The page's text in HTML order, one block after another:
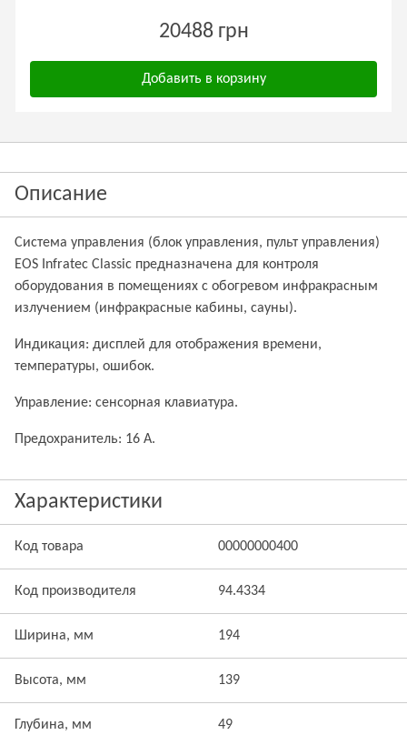
20488 грн
Добавить в корзину
Описание
Система управления (блок управления, пульт управления)
EOS Infratec Classic предназначена для контроля
оборудования в помещениях с обогревом инфракрасным
излучением (инфракрасные кабины, сауны).
Индикация: дисплей для отображения времени,
температуры, ошибок.
Управление: сенсорная клавиатура.
Предохранитель: 16 А.
Характеристики
Код товара 00000000400
Код производителя 94.4334
Ширина, мм 194
Высота, мм 139
Глубина, мм 49